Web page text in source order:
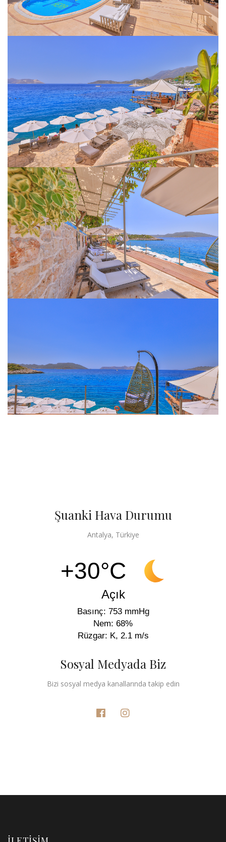
Şuanki Hava Durumu
Antalya, Türkiye
+30°C
Açık
Basınç: 753 mmHg
Nem: 68%
Rüzgar: K, 2.1 m/s
Sosyal Medyada Biz
Bizi sosyal medya kanallarında takip edin